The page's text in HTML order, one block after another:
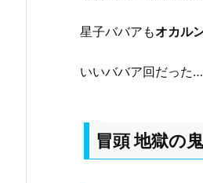
星子ババアもオカル
いいババア回だった
冒頭 地獄の